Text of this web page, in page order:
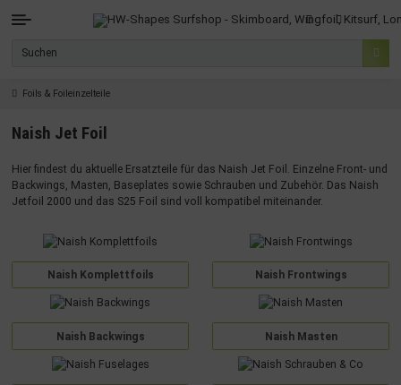
Foils & Foileinzelteile
Naish Jet Foil
Hier findest du aktuelle Ersatzteile für das Naish Jet Foil. Einzelne Front- und
Backwings, Masten, Baseplates sowie Schrauben und Zubehör. Das Naish
Jetfoil 2000 und das S25 Foil sind voll kompatibel miteinander.
Naish Komplettfoils Naish Frontwings
Naish Backwings Naish Masten